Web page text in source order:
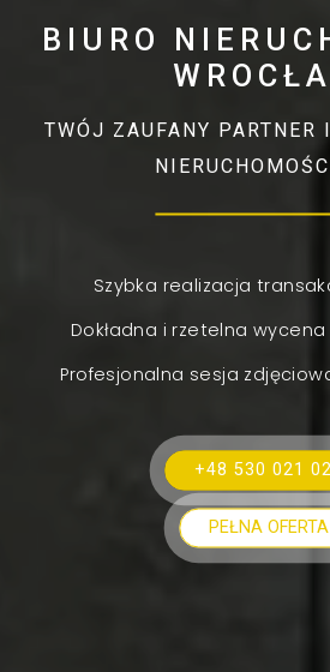
BIURO
TWÓJ ZAUFANY PARTNER
Szybka realizacja
Dokładna i rzetelna
Profesjonalna sesja
+48 530 021
PEŁNA OFERTA